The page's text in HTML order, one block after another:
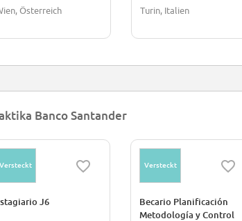
Österreich
Turin, Italien
Banco Santander
Versteckt
J6
Versteckt
Becario Planificación
Metodología y Control